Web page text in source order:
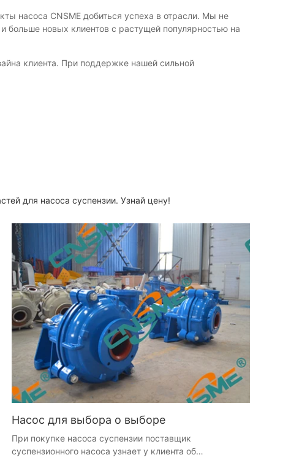
насоса CNSME добиться успеха в отрасли. Мы не
больше новых клиентов с растущей популярностью на
клиента. При поддержке нашей сильной
для насоса суспензии. Узнай цену!
Насос для выбора о выборе
При покупке насоса суспензии поставщик
суспензионного насоса узнает у клиента об